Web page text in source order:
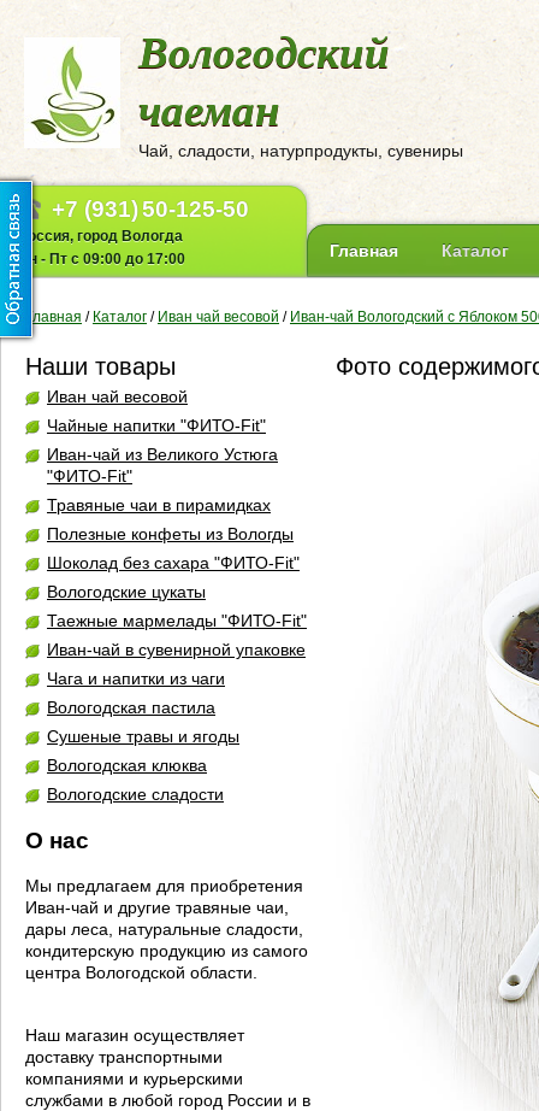
Вологодский
чаеман
Чай, сладости, натурпродукты, сувениры
+7 (931)50-125-50
Россия, город Вологда
Пн - Пт с 09:00 до 17:00
Главная Каталог
Главная / Каталог / Иван чай весовой / Иван-чай Вологодский с Яблоком
Наши товары
Иван чай весовой
Чайные напитки "ФИТО-Fit"
Иван-чай из Великого Устюга
"ФИТО-Fit"
Травяные чаи в пирамидках
Полезные конфеты из Вологды
Шоколад без сахара "ФИТО-Fit"
Вологодские цукаты
Таежные мармелады "ФИТО-Fit"
Иван-чай в сувенирной упаковке
Чага и напитки из чаги
Вологодская пастила
Сушеные травы и ягоды
Вологодская клюква
Вологодские сладости
О нас
Мы предлагаем для приобретения
Иван-чай и другие травяные чаи,
дары леса, натуральные сладости,
кондитерскую продукцию из самого
центра Вологодской области.
Наш магазин осуществляет
доставку транспортными
компаниями и курьерскими
службами в любой город России и в
Фото